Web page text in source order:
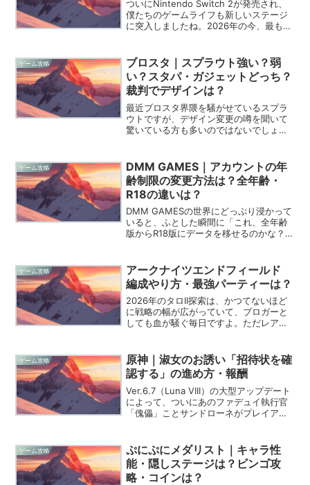
ついにNintendo Switch 2が発売され、
僕たちのゲームライフも新しいステージ
に突入しましたね。2026年の今、最も熱
ス フィーバー』を置いて他にありませ
ん...
ゲーム攻略
ブロスタ｜スプラウト強い？弱
い？スタパ・ガジェットどっち？
裁判でデザインは？
最近ブロスタ界隈を騒がせているスプラ
ウトですが、デザイン変更の噂を聞いて
驚いている方も多いのではないでしょう
性能を持つ彼は、使いこなせば戦場を完
全に支配できるポテンシャ...
ゲーム攻略
DMM GAMES｜アカウントの年
齢制限の変更方法は？全年齢・
R18の違いは？
DMM GAMESの世界にどっぷり浸かって
いると、ふとした瞬間に「これ、全年齢
版からR18版にデータを移せるのかな？」
ぶち当たることがありますよね。僕自
身、30代になっ...
ゲーム攻略
アークナイツエンドフィールド
編成やり方・最強パーティーは？
2026年のタロII探索は、かつてないほど
に戦略の幅が広がっていて、ブロガーと
しても血が騒ぐ毎日ですよ。ただレアリ
ことになりますからね。自分だけの最強
チームを組み上げ、...
ゲーム攻略
原神｜淑女のお誘い「招待状を確
認する」の進め方・報酬
Ver.6.7（Luna VIII）の大型アップデート
によって、ついにあのファデュイ執行官
「傀儡」ことサンドローネがプレイアブ
な旅人の皆さんの元に届く、特別な世界
任務「...
ゲーム攻略
ぷにぷにメダリスト｜キャラ性
能・隠しステージは？ビンゴ攻
略・コインは？